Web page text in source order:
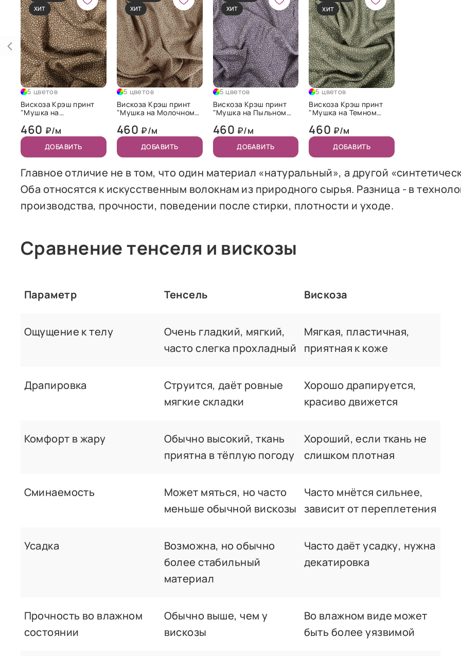
ХИТ
5 цветов
Вискоза Крэш принт
"Мушка на
460 ₽/м
ДОБАВИТЬ
ХИТ
5 цветов
Вискоза Крэш принт
"Мушка на Молочном
460 ₽/м
ДОБАВИТЬ
ХИТ
5 цветов
Вискоза Крэш принт
"Мушка на Пыльном
460 ₽/м
ДОБАВИТЬ
ХИТ
5 цветов
Вискоза Крэш принт
"Мушка на Темном
460 ₽/м
ДОБАВИТЬ
Главное отличие не в том, что один материал «натуральный», а другой
Оба относятся к искусственным волокнам из природного сырья. Разница - в
производства, прочности, поведении после стирки, плотности и уходе.
Сравнение тенселя и вискозы
Параметр Тенсель Вискоза
Ощущение к телу
Очень гладкий, мягкий,
часто слегка прохладный
Мягкая, пластичная,
приятная к коже
Драпировка
Струится, даёт ровные
мягкие складки
Хорошо драпируется,
красиво движется
Комфорт в жару
Обычно высокий, ткань
приятна в тёплую погоду
Хороший, если ткань не
слишком плотная
Сминаемость
Может мяться, но часто
меньше обычной вискозы
Часто мнётся сильнее,
зависит от переплетения
Усадка
Возможна, но обычно
более стабильный
материал
Часто даёт усадку, нужна
декатировка
Прочность во влажном
состоянии
Обычно выше, чем у
вискозы
Во влажном виде может
быть более уязвимой